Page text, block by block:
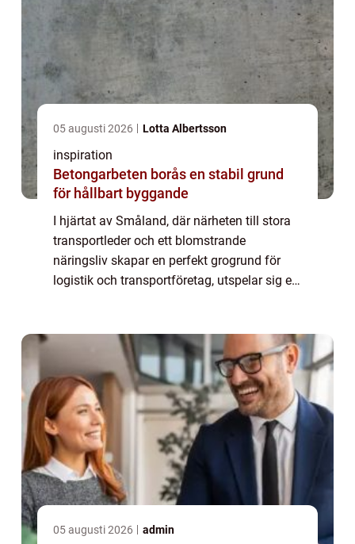
05 augusti 2026 Lotta Albertsson
inspiration
Betongarbeten borås en stabil grund
för hållbart byggande
I hjärtat av Småland, där närheten till stora
transportleder och ett blomstrande
näringsliv skapar en perfekt grogrund för
logistik och transportföretag, utspelar sig en
05 augusti 2026 admin